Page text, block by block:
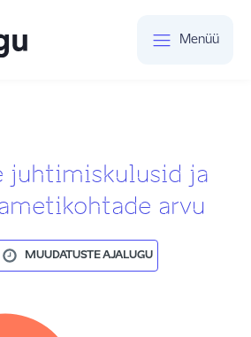
Menüü
juhtimiskulusid ja
arvu
MUUDATUSTE AJALUGU